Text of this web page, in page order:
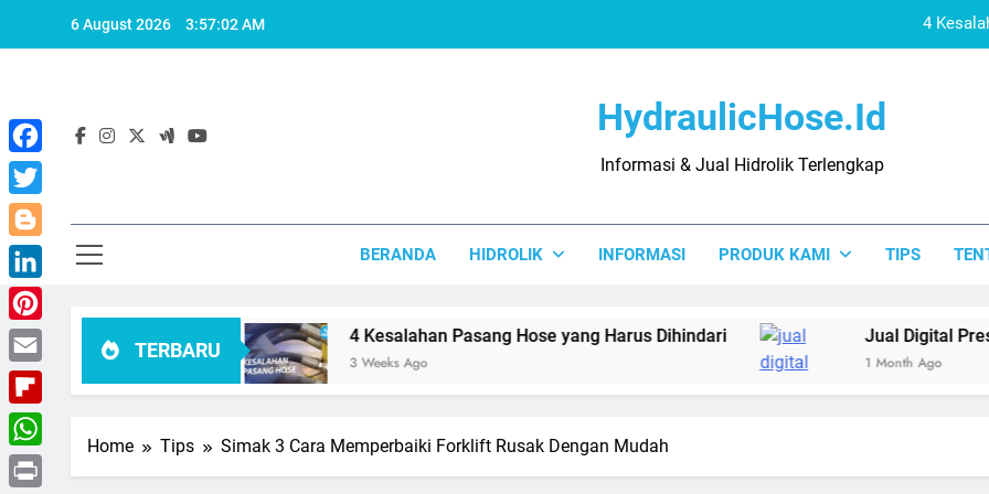
6 August 2026 3:57:03 AM 4
4 Kesalahan
HydraulicHose.id
Informasi & Jual Hidrolik Terlengkap
BERANDA HIDROLIK INFORMASI PRODUK KAMI TIPS
TERBARU
Dihindari 4 Kesalahan Pasang Hose yang Harus Dihindari
3 Weeks Ago
Jual Digital Pressure Gauge
1 Month Ago
Home Tips Simak 3 Cara Memperbaiki Forklift Rusak Dengan Mudah
Facebook
Twitter
Blogger
LinkedIn
Pinterest
Email
Flipboard
WhatsApp